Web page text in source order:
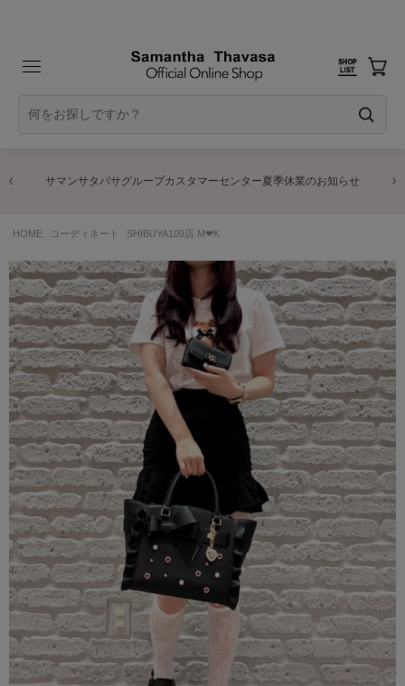
サマンサタバサグループカスタマーセンター夏季休業のお知らせ
HOME コーディネート SHIBUYA109店 M‪‪❤︎‬K